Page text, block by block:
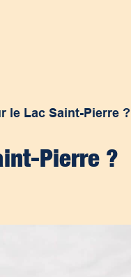
le Lac Saint-Pierre ?
Pierre ?